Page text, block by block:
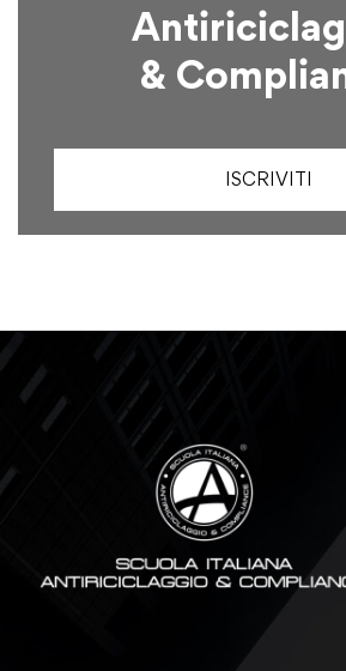
&
ISCRIVITI